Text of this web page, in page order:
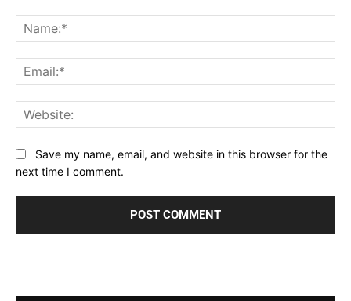
Save my name, email, and website in this browser for the
next time I comment.